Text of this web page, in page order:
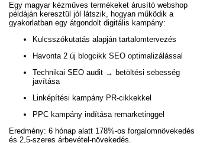
Egy magyar kézműves termékeket árusító webshop
példáján keresztül jól látszik, hogyan működik a
gyakorlatban egy átgondolt digitális kampány:
Kulcsszókutatás alapján tartalomtervezés
Havonta 2 új blogcikk SEO optimalizálással
Technikai SEO audit → betöltési sebesség
javítása
Linképítési kampány PR-cikkekkel
PPC kampány indítása remarketinggel
Eredmény: 6 hónap alatt 178%-os forgalomnövekedés
és 2,5-szeres árbevétel-növekedés.